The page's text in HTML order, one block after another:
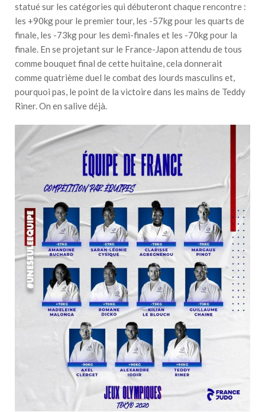
statué sur les catégories qui débuteront chaque rencontre :
les +90kg pour le premier tour, les -57kg pour les quarts de
finale, les -73kg pour les demi-finales et les -70kg pour la
finale. En se projetant sur le France-Japon attendu de tous
comme bouquet final de cette huitaine, cela donnerait
comme quatrième duel le combat des lourds masculins et,
pourquoi pas, le point de la victoire dans les mains de Teddy
Riner. On en salive déjà.